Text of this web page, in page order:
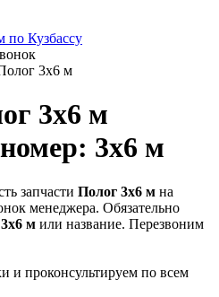
по Кузбассу
3х6 м
3х6 м
3х6 м
запчасти Полог 3х6 м на
менеджера. Обязательно
3х6 м или название. Перезвоним
и проконсультируем по всем